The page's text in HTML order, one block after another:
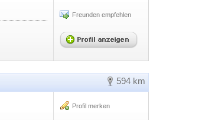
Freunden empfehlen
594 km
Profil merken